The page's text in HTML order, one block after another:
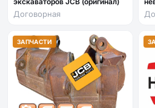
Договорная
ЗАПЧАСТИ